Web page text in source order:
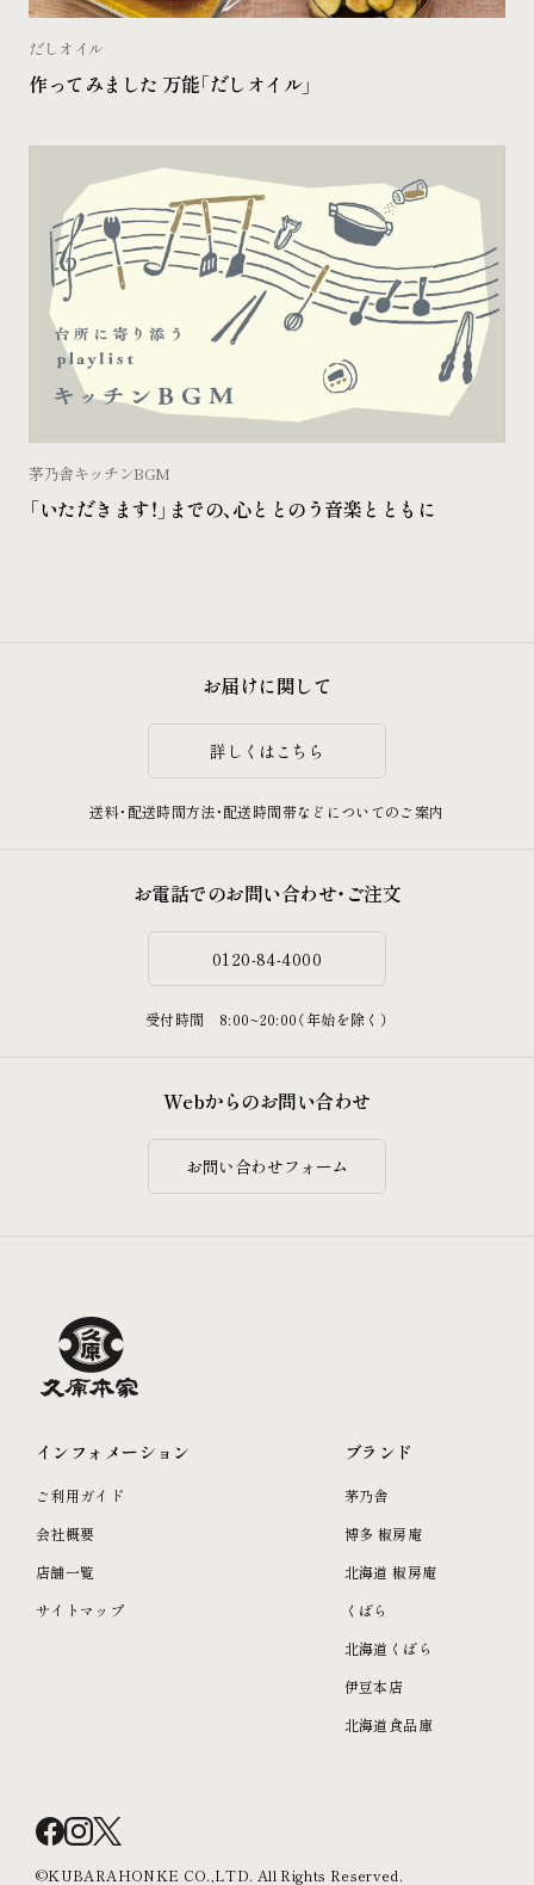
だしオイル
作ってみました 万能「だしオイル」
茅乃舎キッチンBGM
「いただきます！」までの、心ととのう音楽とともに
お届けに関して
詳しくはこちら
送料・配送時間方法・配送時間帯などについてのご案内
お電話でのお問い合わせ・ご注文
0120-84-4000
受付時間 8:00~20:00（年始を除く）
Webからのお問い合わせ
お問い合わせフォーム
インフォメーション
ご利用ガイド
会社概要
店舗一覧
サイトマップ
ブランド
茅乃舎
博多 椒房庵
北海道 椒房庵
くばら
北海道くばら
伊豆本店
北海道食品庫
©KUBARAHONKE CO.,LTD. All Rights Reserved.